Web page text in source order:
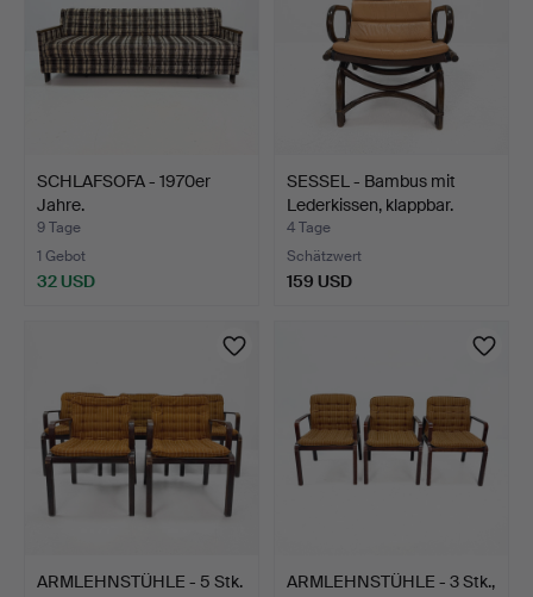
SCHLAFSOFA - 1970er
Jahre.
9 Tage
1 Gebot
32 USD
SESSEL - Bambus mit
Lederkissen, klappbar.
4 Tage
Schätzwert
159 USD
ARMLEHNSTÜHLE - 5 Stk.
ARMLEHNSTÜHLE - 3 Stk.,